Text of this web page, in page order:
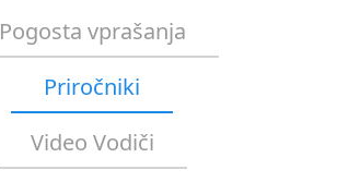
Pogosta vprašanja
Priročniki
Video Vodiči